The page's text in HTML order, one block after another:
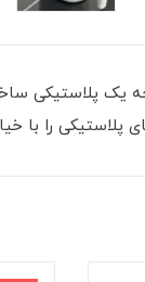
یک پلاستیکی
پلاستیکی را با